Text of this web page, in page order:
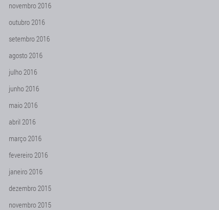
novembro 2016
outubro 2016
setembro 2016
agosto 2016
julho 2016
junho 2016
maio 2016
abril 2016
março 2016
fevereiro 2016
janeiro 2016
dezembro 2015
novembro 2015